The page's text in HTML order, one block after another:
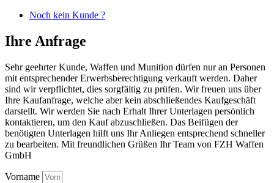
Noch kein Kunde ?
Ihre Anfrage
Sehr geehrter Kunde, Waffen und Munition dürfen nur an Personen
mit entsprechender Erwerbsberechtigung verkauft werden. Daher
sind wir verpflichtet, dies sorgfältig zu prüfen. Wir freuen uns über
Ihre Kaufanfrage, welche aber kein abschließendes Kaufgeschäft
darstellt. Wir werden Sie nach Erhalt Ihrer Unterlagen persönlich
kontaktieren, um den Kauf abzuschließen. Das Beifügen der
benötigten Unterlagen hilft uns Ihr Anliegen entsprechend schneller
zu bearbeiten. Mit freundlichen Grüßen Ihr Team von FZH Waffen
GmbH
Vorname